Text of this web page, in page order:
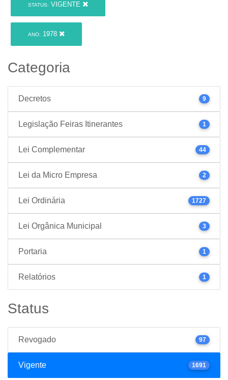
STATUS: VIGENTE
ANO: 1978
Categoria
Decretos 9
Legislação Feiras Itinerantes 1
Lei Complementar 44
Lei da Micro Empresa 2
Lei Ordinária 1727
Lei Orgânica Municipal 3
Portaria 1
Relatórios 1
Status
Revogado 97
Vigente 1691